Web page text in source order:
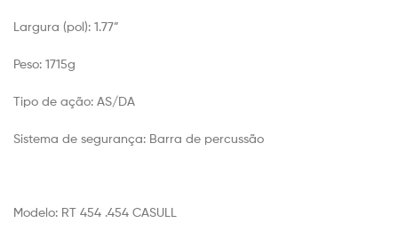
Largura (pol): 1.77”
Peso: 1715g
Tipo de ação: AS/DA
Sistema de segurança: Barra de percussão
Modelo: RT 454 .454 CASULL